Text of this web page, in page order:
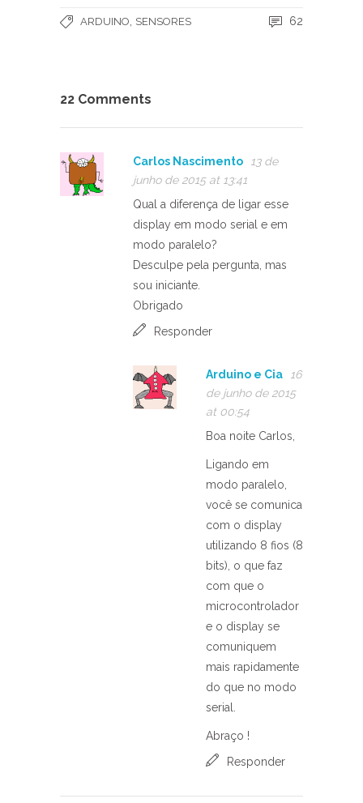
ARDUINO SENSORES 62
22 Comments
Carlos Nascimento
13 de
junho de 2015 at 13:41
Qual a diferença de ligar esse
display em modo serial e em
modo paralelo?
Desculpe pela pergunta, mas
sou iniciante.
Obrigado
Responder
Arduino e Cia
16
de junho de 2015
at 00:54
Boa noite Carlos,
Ligando em
modo paralelo,
você se comunica
com o display
utilizando 8 fios (8
bits), o que faz
com que o
microcontrolador
e o display se
comuniquem
mais rapidamente
do que no modo
serial.
Abraço !
Responder